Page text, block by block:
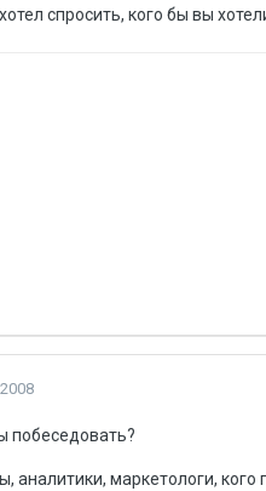
спросить, кого бы вы
побеседовать?
аналитики, маркетологи, кого